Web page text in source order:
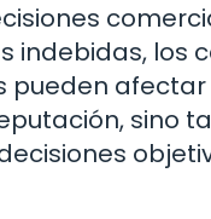
indebidas, los
pueden afectar
sino